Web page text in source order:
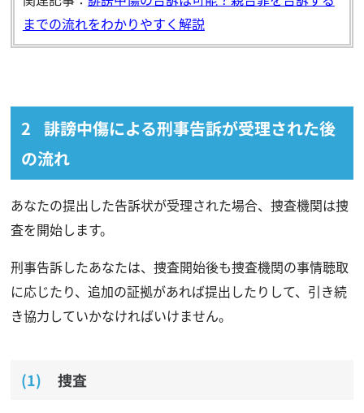
までの流れをわかりやすく解説
誹謗中傷による刑事告訴が受理された後
の流れ
あなたの提出した告訴状が受理された場合、捜査機関は捜
査を開始します。
刑事告訴したあなたは、捜査開始後も捜査機関の事情聴取
に応じたり、追加の証拠があれば提出したりして、引き続
き協力していかなければいけません。
捜査